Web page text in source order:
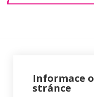
Informace
stránce